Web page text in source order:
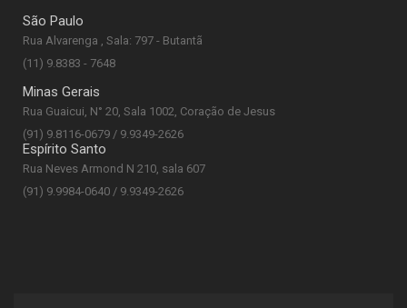
São Paulo
Rua Alvarenga , Sala: 797 - Butantã
(11) 9.8383 - 7648
Minas Gerais
Rua Guaicui, N° 20, Sala 1002, Coração de Jesus
(91) 9.8116-0679 / 9.9349-2626
Espírito Santo
Rua Neves Armond N 210, sala 607
(91) 9.9984-0640 / 9.9349-2626